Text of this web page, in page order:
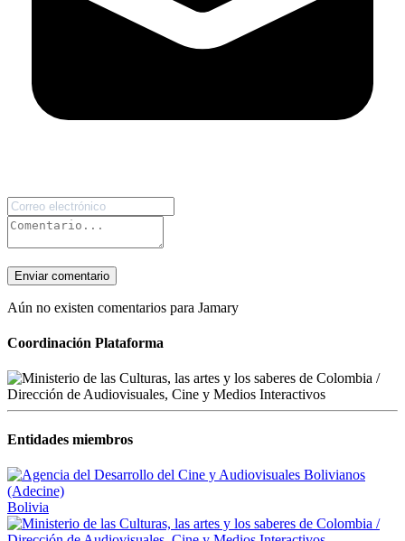
Enviar comentario
Aún no existen comentarios para Jamary
Coordinación Plataforma
Entidades miembros
Bolivia